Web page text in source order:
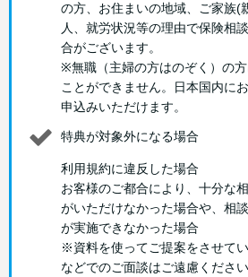
の方、お住まいの地域、ご家族(
人、就労状況等の理由で保険相
合がございます。
※無職（主婦の方はのぞく）の方
ことができません。日本国内に
申込みいただけます。
特典が対象外になる場合
利用規約に違反した場合
お客様のご都合により、十分な
がいただけなかった場合や、相
が実施できなかった場合
※資料を使ってご提案をさせて
などでのご面談はご遠慮ください